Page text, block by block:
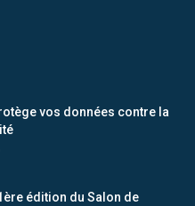
vos données contre la
édition du Salon de